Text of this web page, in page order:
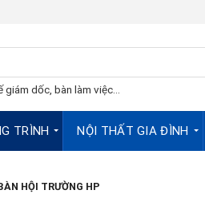
dốc, bàn làm việc...
TRÌNH NỘI THẤT GIA ĐÌNH
HỘI TRƯỜNG HP